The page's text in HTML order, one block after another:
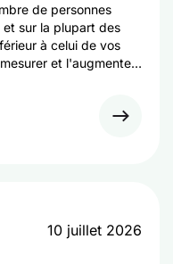
de personnes
sur la plupart des
à celui de vos
et l'augmenter
10 juillet 2026